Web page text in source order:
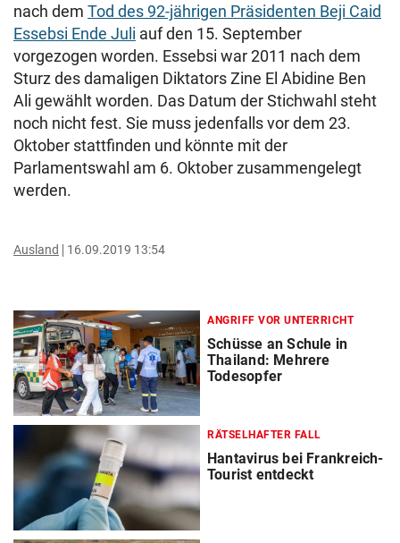
nach dem Tod des 92-jährigen Präsidenten Beji Caid
Essebsi Ende Juli auf den 15. September
vorgezogen worden. Essebsi war 2011 nach dem
Sturz des damaligen Diktators Zine El Abidine Ben
Ali gewählt worden. Das Datum der Stichwahl steht
noch nicht fest. Sie muss jedenfalls vor dem 23.
Oktober stattfinden und könnte mit der
Parlamentswahl am 6. Oktober zusammengelegt
werden.
Ausland 16.09.2019 13:54
ANGRIFF VOR UNTERRICHT
Schüsse an Schule in
Thailand: Mehrere
Todesopfer
RÄTSELHAFTER FALL
Hantavirus bei Frankreich-
Tourist entdeckt